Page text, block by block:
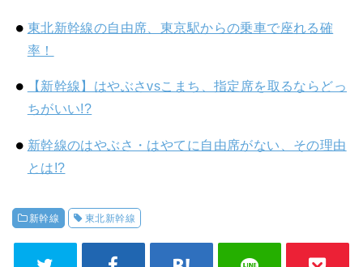
東北新幹線の自由席、東京駅からの乗車で座れる確
率！
【新幹線】はやぶさvsこまち、指定席を取るならどっ
ちがいい!?
新幹線のはやぶさ・はやてに自由席がない、その理由
とは!?
新幹線 東北新幹線